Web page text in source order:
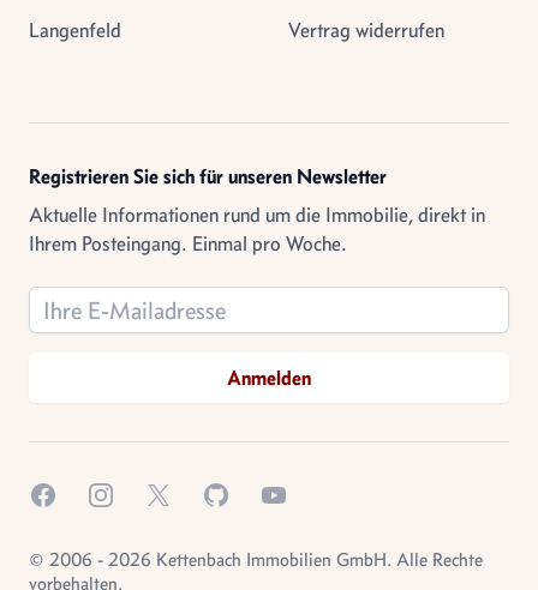
Langenfeld
Vertrag widerrufen
Registrieren Sie sich für unseren Newsletter
Aktuelle Informationen rund um die Immobilie, direkt in
Ihrem Posteingang. Einmal pro Woche.
Email address
Anmelden
FacebookInstagramX.com GitHub YouTube
© 2006 - 2026 Kettenbach Immobilien GmbH. Alle Rechte
vorbehalten.